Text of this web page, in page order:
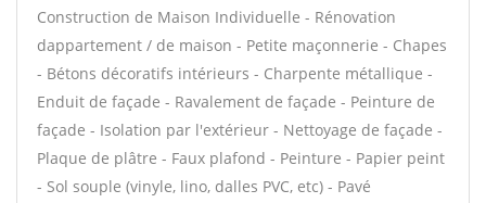
Construction de Maison Individuelle - Rénovation
dappartement / de maison - Petite maçonnerie - Chapes
- Bétons décoratifs intérieurs - Charpente métallique -
Enduit de façade - Ravalement de façade - Peinture de
façade - Isolation par l'extérieur - Nettoyage de façade -
Plaque de plâtre - Faux plafond - Peinture - Papier peint
- Sol souple (vinyle, lino, dalles PVC, etc) - Pavé